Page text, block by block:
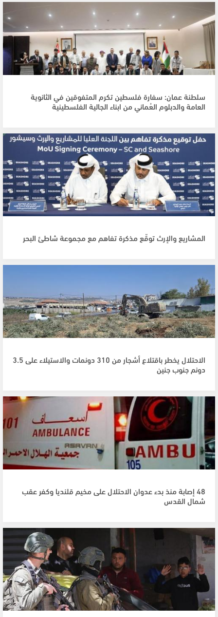
سلطنة عمان: سفارة فلسطين تكرم المتفوقين في الثانوية
العامة والدبلوم العُماني من ابناء الجالية الفلسطينية
المشاريع والإرث توقّع مذكرة تفاهم مع مجموعة شاطئ البحر
الاحتلال يخطر باقتلاع أشجار من 310 دونمات والاستيلاء على 3.5
دونم جنوب جنين
48 إصابة منذ بدء عدوان الاحتلال على مخيم قلنديا وكفر عقب
شمال القدس